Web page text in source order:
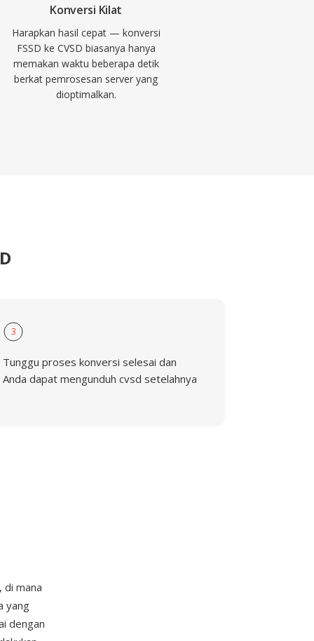
Konversi Kilat
Harapkan hasil cepat — konversi
FSSD ke CVSD biasanya hanya
memakan waktu beberapa detik
berkat pemrosesan server yang
dioptimalkan.
3
Tunggu proses konversi selesai dan
Anda dapat mengunduh cvsd setelahnya
di mana
yang
dengan